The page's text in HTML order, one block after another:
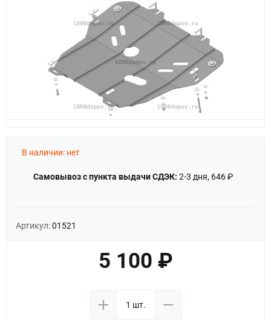
В наличии: нет
Самовывоз с пункта выдачи СДЭК: 2-3 дня, 646 ₽
Артикул:01521
5 100 ₽